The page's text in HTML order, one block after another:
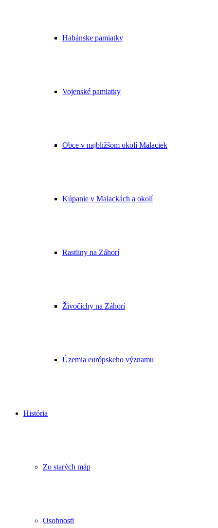
Habánske pamiatky
Vojenské pamiatky
Obce v najbližšom okolí Malaciek
Kúpanie v Malackách a okolí
Rastliny na Záhorí
Živočíchy na Záhorí
Územia európskeho významu
História
Zo starých máp
Osobnosti